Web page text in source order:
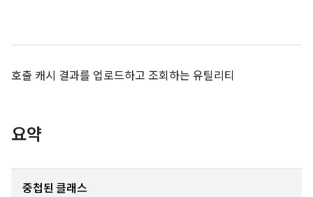
호출 캐시 결과를 업로드하고 조회하는 유틸리티
요약
중첩된 클래스